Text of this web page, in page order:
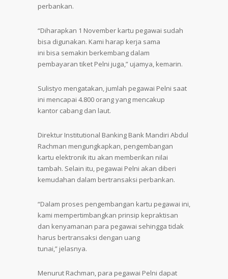
perbankan.
“Diharapkan 1 November kartu pegawai sudah
bisa digunakan. Kami harap kerja sama
ini bisa semakin berkembang dalam
pembayaran tiket Pelni juga,” ujamya, kemarin.
Sulistyo mengatakan, jumlah pegawai Pelni saat
ini mencapai 4.800 orang yang mencakup
kantor cabang dan laut.
Direktur Institutional Banking Bank Mandiri Abdul
Rachman mengungkapkan, pengembangan
kartu elektronik itu akan memberikan nilai
tambah. Selain itu, pegawai Pelni akan diberi
kemudahan dalam bertransaksi perbankan.
“Dalam proses pengembangan kartu pegawai ini,
kami mempertimbangkan prinsip kepraktisan
dan kenyamanan para pegawai sehingga tidak
harus bertransaksi dengan uang
tunai,” jelasnya.
Menurut Rachman, para pegawai Pelni dapat